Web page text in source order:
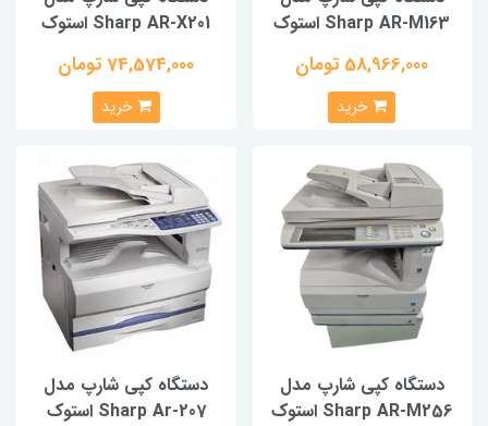
Sharp AR-M163 استوک
58,966,000 تومان
خرید
Sharp AR-X201 استوک
74,574,000 تومان
خرید
دستگاه کپی شارپ مدل
Sharp AR-M256 استوک
دستگاه کپی شارپ مدل
Sharp Ar-207 استوک